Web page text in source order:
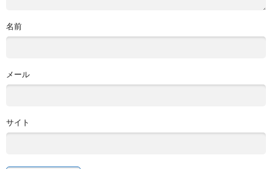
名前
メール
サイト